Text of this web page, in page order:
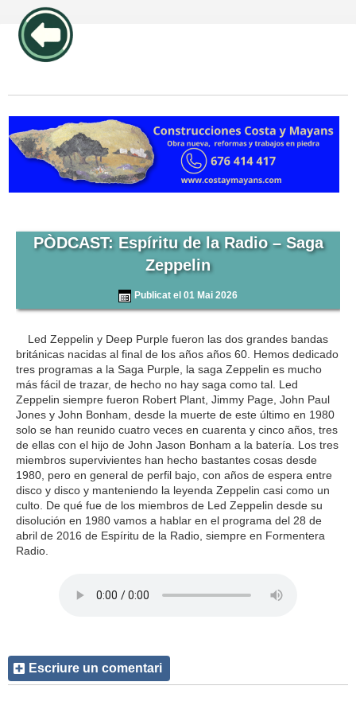
PÒDCAST: Espíritu de la Radio – Saga
Zeppelin
Publicat el 01 Mai 2026
Led Zeppelin y Deep Purple fueron las dos grandes bandas
británicas nacidas al final de los años años 60. Hemos dedicado
tres programas a la Saga Purple, la saga Zeppelin es mucho
más fácil de trazar, de hecho no hay saga como tal. Led
Zeppelin siempre fueron Robert Plant, Jimmy Page, John Paul
Jones y John Bonham, desde la muerte de este último en 1980
solo se han reunido cuatro veces en cuarenta y cinco años, tres
de ellas con el hijo de John Jason Bonham a la batería. Los tres
miembros supervivientes han hecho bastantes cosas desde
1980, pero en general de perfil bajo, con años de espera entre
disco y disco y manteniendo la leyenda Zeppelin casi como un
culto. De qué fue de los miembros de Led Zeppelin desde su
disolución en 1980 vamos a hablar en el programa del 28 de
abril de 2016 de Espíritu de la Radio, siempre en Formentera
Radio.
Escriure un comentari